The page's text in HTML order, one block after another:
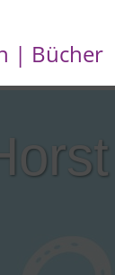
| Bücher